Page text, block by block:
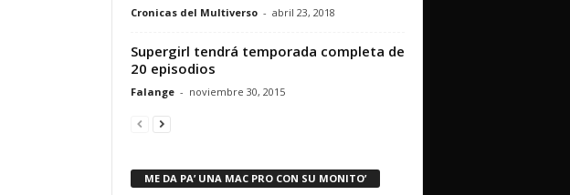
Cronicas del Multiverso - abril 23, 2018
Supergirl tendrá temporada completa de
20 episodios
Falange - noviembre 30, 2015
ME DA PA’ UNA MAC PRO CON SU MONITO’